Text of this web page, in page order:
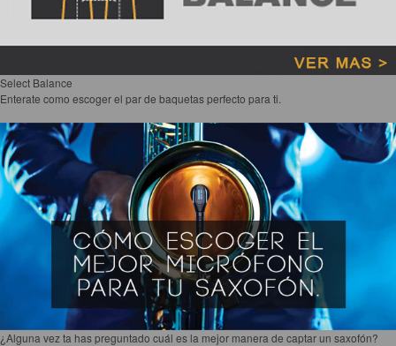
Select Balance
Enterate como escoger el par de baquetas perfecto para ti.
¿Alguna vez ta has preguntado cuál es la mejor manera de captar un saxofón?